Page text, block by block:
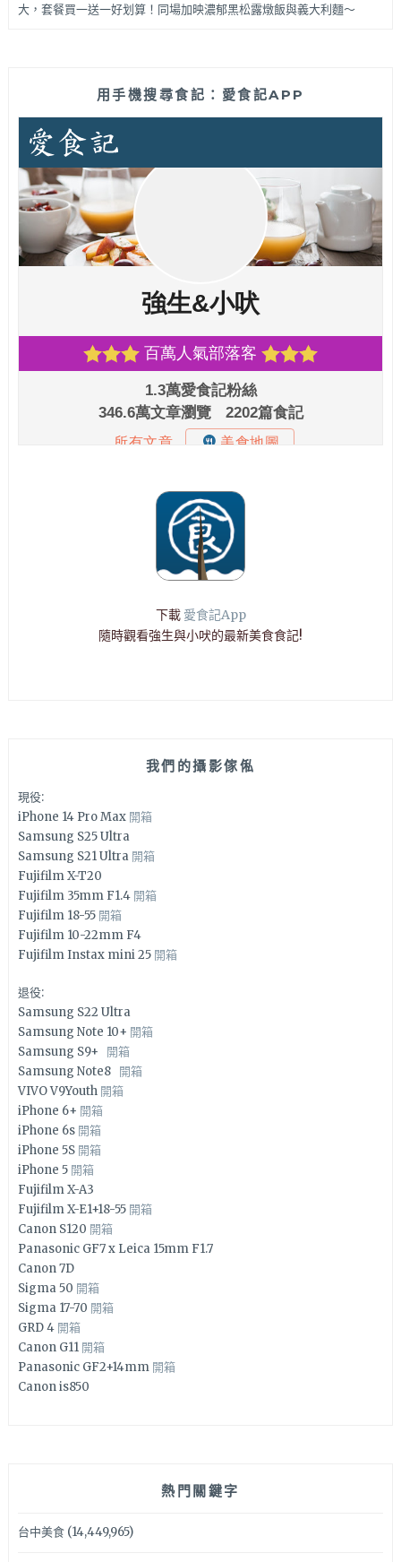
大，套餐買一送一好划算！同場加映濃郁黑松露燉飯與義大利麵～
用手機搜尋食記：愛食記APP
下載 愛食記App
隨時觀看強生與小吠的最新美食食記!
我們的攝影傢俬
現役:
iPhone 14 Pro Max 開箱
Samsung S25 Ultra
Samsung S21 Ultra 開箱
Fujifilm X-T20
Fujifilm 35mm F1.4 開箱
Fujifilm 18-55 開箱
Fujifilm 10-22mm F4
Fujifilm Instax mini 25 開箱
退役:
Samsung S22 Ultra
Samsung Note 10+ 開箱
Samsung S9+ 開箱
Samsung Note8 開箱
VIVO V9Youth 開箱
iPhone 6+ 開箱
iPhone 6s 開箱
iPhone 5S 開箱
iPhone 5 開箱
Fujifilm X-A3
Fujifilm X-E1+18-55 開箱
Canon S120 開箱
Panasonic GF7 x Leica 15mm F1.7
Canon 7D
Sigma 50 開箱
Sigma 17-70 開箱
GRD 4 開箱
Canon G11 開箱
Panasonic GF2+14mm 開箱
Canon is850
熱門關鍵字
台中美食(14,449,965)